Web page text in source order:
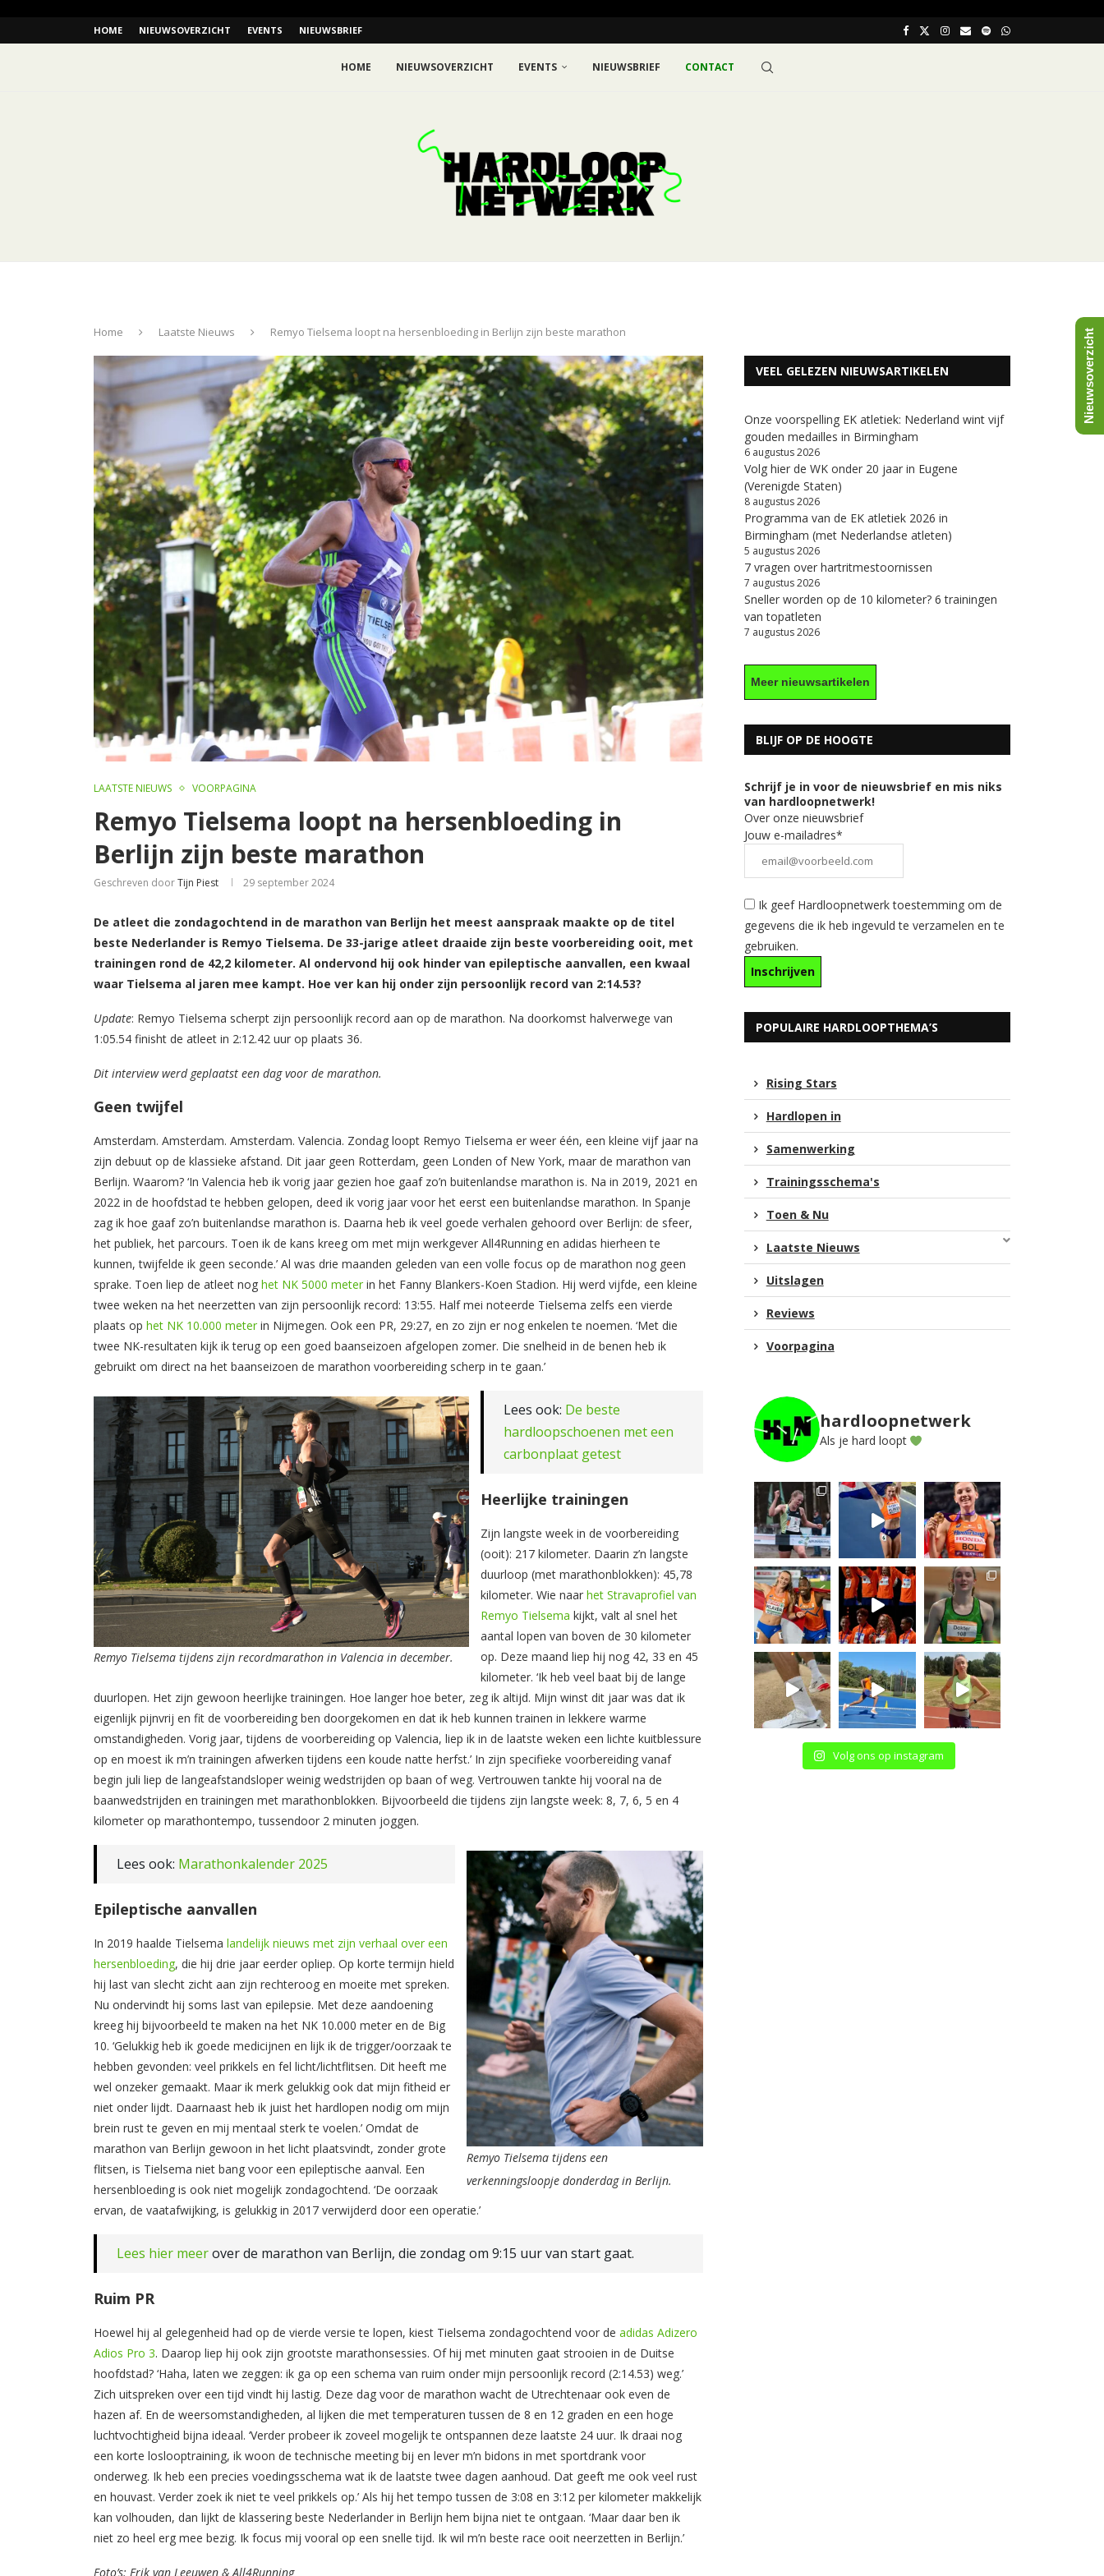
HOME NIEUWSOVERZICHT EVENTS NIEUWSBRIEF
HOME NIEUWSOVERZICHT EVENTS NIEUWSBRIEF CONTACT
Home Laatste Nieuws Remyo Tielsema loopt na hersenbloeding in Berlijn zijn beste marathon
LAATSTE NIEUWS VOORPAGINA
Remyo Tielsema loopt na hersenbloeding in
Berlijn zijn beste marathon
Geschreven doorTijn Piest 29 september 2024
De atleet die zondagochtend in de marathon van Berlijn het meest aanspraak maakte op de titel
beste Nederlander is Remyo Tielsema. De 33-jarige atleet draaide zijn beste voorbereiding ooit, met
trainingen rond de 42,2 kilometer. Al ondervond hij ook hinder van epileptische aanvallen, een kwaal
waar Tielsema al jaren mee kampt. Hoe ver kan hij onder zijn persoonlijk record van 2:14.53?
Update: Remyo Tielsema scherpt zijn persoonlijk record aan op de marathon. Na doorkomst halverwege van
1:05.54 finisht de atleet in 2:12.42 uur op plaats 36.
Dit interview werd geplaatst een dag voor de marathon.
Geen twijfel
Amsterdam. Amsterdam. Amsterdam. Valencia. Zondag loopt Remyo Tielsema er weer één, een kleine vijf jaar na
zijn debuut op de klassieke afstand. Dit jaar geen Rotterdam, geen Londen of New York, maar de marathon van
Berlijn. Waarom? ‘In Valencia heb ik vorig jaar gezien hoe gaaf zo’n buitenlandse marathon is. Na in 2019, 2021 en
2022 in de hoofdstad te hebben gelopen, deed ik vorig jaar voor het eerst een buitenlandse marathon. In Spanje
zag ik hoe gaaf zo’n buitenlandse marathon is. Daarna heb ik veel goede verhalen gehoord over Berlijn: de sfeer,
het publiek, het parcours. Toen ik de kans kreeg om met mijn werkgever All4Running en adidas hierheen te
kunnen, twijfelde ik geen seconde.’ Al was drie maanden geleden van een volle focus op de marathon nog geen
sprake. Toen liep de atleet nog het NK 5000 meter in het Fanny Blankers-Koen Stadion. Hij werd vijfde, een kleine
twee weken na het neerzetten van zijn persoonlijk record: 13:55. Half mei noteerde Tielsema zelfs een vierde
plaats op het NK 10.000 meter in Nijmegen. Ook een PR, 29:27, en zo zijn er nog enkelen te noemen. ‘Met die
twee NK-resultaten kijk ik terug op een goed baanseizoen afgelopen zomer. Die snelheid in de benen heb ik
gebruikt om direct na het baanseizoen de marathon voorbereiding scherp in te gaan.’
Remyo Tielsema tijdens zijn recordmarathon in Valencia in december.
Lees ook: De beste
hardloopschoenen met een
carbonplaat getest
Heerlijke trainingen
Zijn langste week in de voorbereiding
(ooit): 217 kilometer. Daarin z’n langste
duurloop (met marathonblokken): 45,78
kilometer. Wie naar het Stravaprofiel van
Remyo Tielsema kijkt, valt al snel het
aantal lopen van boven de 30 kilometer
op. Deze maand liep hij nog 42, 33 en 45
kilometer. ‘Ik heb veel baat bij de lange
duurlopen. Het zijn gewoon heerlijke trainingen. Hoe langer hoe beter, zeg ik altijd. Mijn winst dit jaar was dat ik
eigenlijk pijnvrij en fit de voorbereiding ben doorgekomen en dat ik heb kunnen trainen in lekkere warme
omstandigheden. Vorig jaar, tijdens de voorbereiding op Valencia, liep ik in de laatste weken een lichte kuitblessure
op en moest ik m’n trainingen afwerken tijdens een koude natte herfst.’ In zijn specifieke voorbereiding vanaf
begin juli liep de langeafstandsloper weinig wedstrijden op baan of weg. Vertrouwen tankte hij vooral na de
baanwedstrijden en trainingen met marathonblokken. Bijvoorbeeld die tijdens zijn langste week: 8, 7, 6, 5 en 4
kilometer op marathontempo, tussendoor 2 minuten joggen.
Remyo Tielsema tijdens een
verkenningsloopje donderdag in Berlijn.
Lees ook: Marathonkalender 2025
Epileptische aanvallen
In 2019 haalde Tielsema landelijk nieuws met zijn verhaal over een
hersenbloeding, die hij drie jaar eerder opliep. Op korte termijn hield
hij last van slecht zicht aan zijn rechteroog en moeite met spreken.
Nu ondervindt hij soms last van epilepsie. Met deze aandoening
kreeg hij bijvoorbeeld te maken na het NK 10.000 meter en de Big
10. ‘Gelukkig heb ik goede medicijnen en lijk ik de trigger/oorzaak te
hebben gevonden: veel prikkels en fel licht/lichtflitsen. Dit heeft me
wel onzeker gemaakt. Maar ik merk gelukkig ook dat mijn fitheid er
niet onder lijdt. Daarnaast heb ik juist het hardlopen nodig om mijn
brein rust te geven en mij mentaal sterk te voelen.’ Omdat de
marathon van Berlijn gewoon in het licht plaatsvindt, zonder grote
flitsen, is Tielsema niet bang voor een epileptische aanval. Een
hersenbloeding is ook niet mogelijk zondagochtend. ‘De oorzaak
ervan, de vaatafwijking, is gelukkig in 2017 verwijderd door een operatie.’
Lees hier meerover de marathon van Berlijn, die zondag om 9:15 uur van start gaat.
Ruim PR
Hoewel hij al gelegenheid had op de vierde versie te lopen, kiest Tielsema zondagochtend voor de adidas Adizero
Adios Pro 3. Daarop liep hij ook zijn grootste marathonsessies. Of hij met minuten gaat strooien in de Duitse
hoofdstad? ‘Haha, laten we zeggen: ik ga op een schema van ruim onder mijn persoonlijk record (2:14.53) weg.’
Zich uitspreken over een tijd vindt hij lastig. Deze dag voor de marathon wacht de Utrechtenaar ook even de
hazen af. En de weersomstandigheden, al lijken die met temperaturen tussen de 8 en 12 graden en een hoge
luchtvochtigheid bijna ideaal. ‘Verder probeer ik zoveel mogelijk te ontspannen deze laatste 24 uur. Ik draai nog
een korte loslooptraining, ik woon de technische meeting bij en lever m’n bidons in met sportdrank voor
onderweg. Ik heb een precies voedingsschema wat ik de laatste twee dagen aanhoud. Dat geeft me ook veel rust
en houvast. Verder zoek ik niet te veel prikkels op.’ Als hij het tempo tussen de 3:08 en 3:12 per kilometer makkelijk
kan volhouden, dan lijkt de klassering beste Nederlander in Berlijn hem bijna niet te ontgaan. ‘Maar daar ben ik
niet zo heel erg mee bezig. Ik focus mij vooral op een snelle tijd. Ik wil m’n beste race ooit neerzetten in Berlijn.’
Foto’s: Erik van Leeuwen & All4Running
VEEL GELEZEN NIEUWSARTIKELEN
Onze voorspelling EK atletiek: Nederland wint vijf
gouden medailles in Birmingham
6 augustus 2026
Volg hier de WK onder 20 jaar in Eugene
(Verenigde Staten)
8 augustus 2026
Programma van de EK atletiek 2026 in
Birmingham (met Nederlandse atleten)
5 augustus 2026
7 vragen over hartritmestoornissen
7 augustus 2026
Sneller worden op de 10 kilometer? 6 trainingen
van topatleten
7 augustus 2026
Meer nieuwsartikelen
BLIJF OP DE HOOGTE
Schrijf je in voor de nieuwsbrief en mis niks
van hardloopnetwerk!
Over onze nieuwsbrief
Jouw e-mailadres*
Ik geef Hardloopnetwerk toestemming om de
gegevens die ik heb ingevuld te verzamelen en te
gebruiken.
POPULAIRE HARDLOOPTHEMA’S
Rising Stars
Hardlopen in
Samenwerking
Trainingsschema's
Toen & Nu
Laatste Nieuws
Uitslagen
Reviews
Voorpagina
hardloopnetwerk
Als je hard loopt
Volg ons op instagram
Nieuwsoverzicht